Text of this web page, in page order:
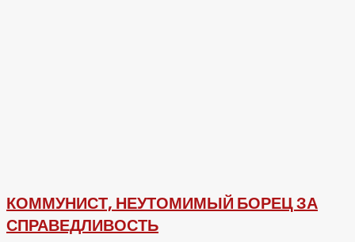
КОММУНИСТ, НЕУТОМИМЫЙ БОРЕЦ ЗА
СПРАВЕДЛИВОСТЬ